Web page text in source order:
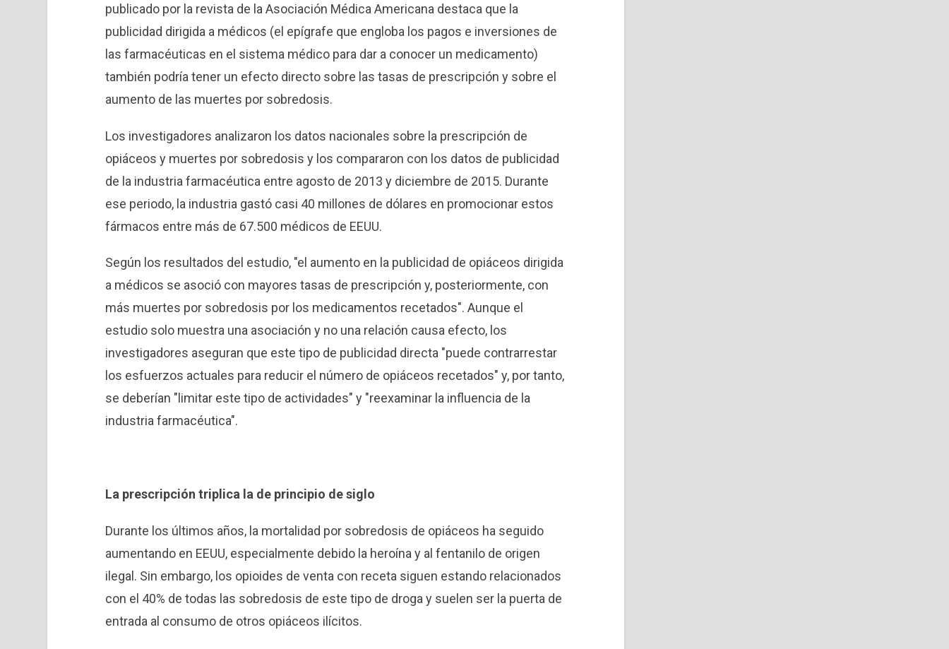
publicado por la revista de la Asociación Médica Americana destaca que la
publicidad dirigida a médicos (el epígrafe que engloba los pagos e inversiones de
las farmacéuticas en el sistema médico para dar a conocer un medicamento)
también podría tener un efecto directo sobre las tasas de prescripción y sobre el
aumento de las muertes por sobredosis.
Los investigadores analizaron los datos nacionales sobre la prescripción de
opiáceos y muertes por sobredosis y los compararon con los datos de publicidad
de la industria farmacéutica entre agosto de 2013 y diciembre de 2015. Durante
ese periodo, la industria gastó casi 40 millones de dólares en promocionar estos
fármacos entre más de 67.500 médicos de EEUU.
Según los resultados del estudio, "el aumento en la publicidad de opiáceos dirigida
a médicos se asoció con mayores tasas de prescripción y, posteriormente, con
más muertes por sobredosis por los medicamentos recetados". Aunque el
estudio solo muestra una asociación y no una relación causa efecto, los
investigadores aseguran que este tipo de publicidad directa "puede contrarrestar
los esfuerzos actuales para reducir el número de opiáceos recetados" y, por tanto,
se deberían "limitar este tipo de actividades" y "reexaminar la influencia de la
industria farmacéutica".
La prescripción triplica la de principio de siglo
Durante los últimos años, la mortalidad por sobredosis de opiáceos ha seguido
aumentando en EEUU, especialmente debido la heroína y al fentanilo de origen
ilegal. Sin embargo, los opioides de venta con receta siguen estando relacionados
con el 40% de todas las sobredosis de este tipo de droga y suelen ser la puerta de
entrada al consumo de otros opiáceos ilícitos.